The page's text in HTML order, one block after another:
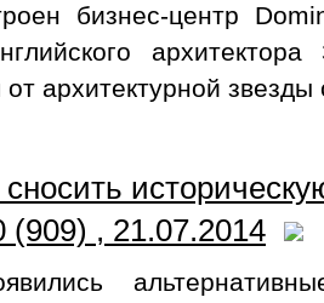
бизнес-центр
архитектурной
, 21.07.2014